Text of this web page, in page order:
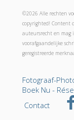
©2026 Alle rechten
copyrighted! Content
auteursrecht en mag
voorafgaandelijke
geregistreerde
Fotograaf-
Boek Nu -
Contact